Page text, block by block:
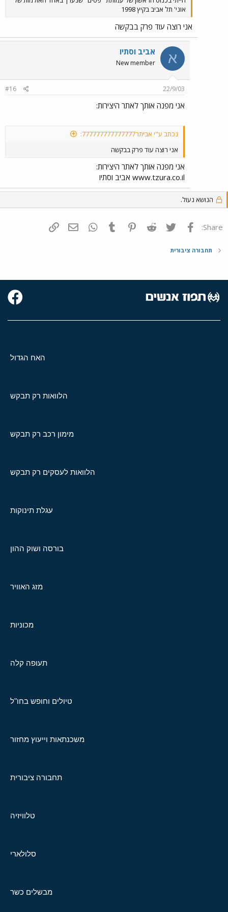
ניפגש"שאלה "אני מכיר מקום סולידי ונחמד על גלגלים..."
אוני' תל אביב בקיץ 1998
אני רוצה עוד פרק בבקשה
א אביב וסתיו
New member
22/9/03
#16
אני מפנה אותך לאתר היצירות:
נכתב ע"י אביתר777777777777777:
אני רוצה עוד פרק בבקשה
אני מפנה אותך לאתר היצירות:
www.tzura.co.il אביב וסתיו
הנושא נעול.
Share: פייסבוק Twitter
Reddit
Pinterest
Tumblr
WhatsAppדואר אלקטרוני
תחבורה ציבורית
האח הגדול
הלוואות רק תבקש
מימון רכב רק תבקש
הלוואות לעסקים רק תבקש
עגלת תינוקות
בורסה ושוק ההון
מזג האוויר
מכוניות
תעופה קלה
טיולים וחופש בחו"ל
משכנתאות וייעוץ מחזור
תחבורה ציבורית
טלוויזיה
סלולארי
מבשלים כשר